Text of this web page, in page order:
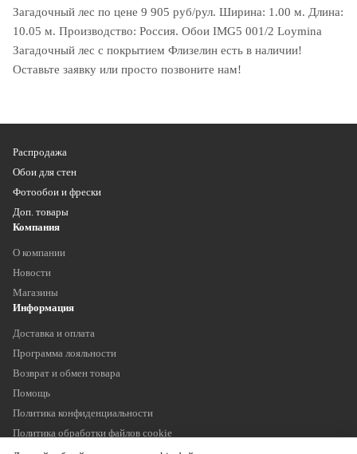
Загадочный лес по цене 9 905 руб/рул. Ширина: 1.00 м. Длина:
10.05 м. Производство: Россия. Обои IMG5 001/2 Loymina
Загадочный лес с покрытием Флизелин есть в наличии!
Оставьте заявку или просто позвоните нам!
Распродажа
Обои для стен
Фотообои и фрески
Доп. товары
Компания
О компании
Новости
Магазины
Информация
Доставка и оплата
Программа лояльности
Возврат и обмен товара
Помощь
Политика конфиденциальности
Политика обработки файлов cookie